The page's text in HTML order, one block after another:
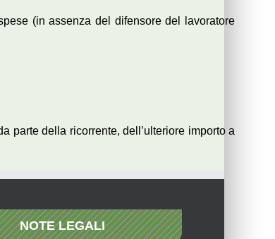
(in assenza del difensore del lavoratore
parte della ricorrente, dell’ulteriore importo a
NOTE LEGALI